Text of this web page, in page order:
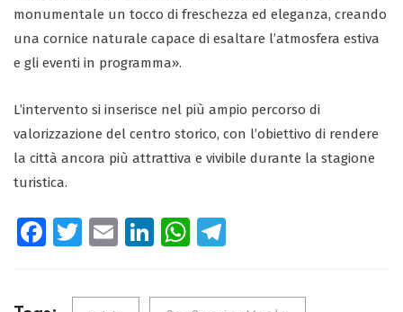
monumentale un tocco di freschezza ed eleganza, creando
una cornice naturale capace di esaltare l’atmosfera estiva
e gli eventi in programma».
L’intervento si inserisce nel più ampio percorso di
valorizzazione del centro storico, con l’obiettivo di rendere
la città ancora più attrattiva e vivibile durante la stagione
turistica.
Fa T
tt
E
ail
Li
e
W
ts gr